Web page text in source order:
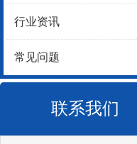
行业资讯
常见问题
联系我们